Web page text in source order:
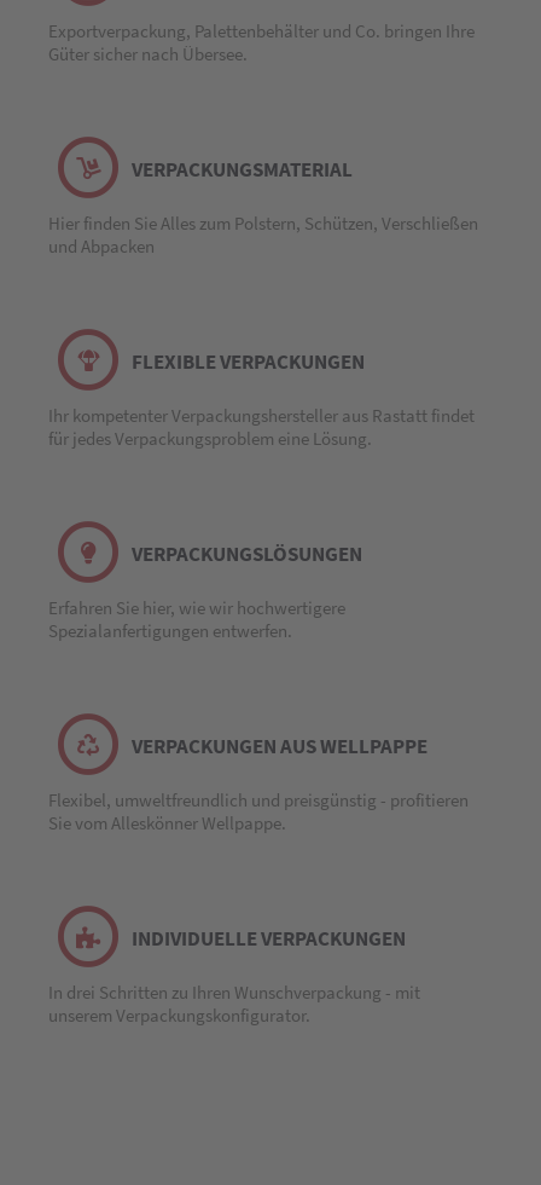
Exportverpackung, Palettenbehälter und Co. bringen Ihre
Güter sicher nach Übersee.
VERPACKUNGSMATERIAL
Hier finden Sie Alles zum Polstern, Schützen, Verschließen
und Abpacken
FLEXIBLE VERPACKUNGEN
Ihr kompetenter Verpackungshersteller aus Rastatt findet
für jedes Verpackungsproblem eine Lösung.
VERPACKUNGSLÖSUNGEN
Erfahren Sie hier, wie wir hochwertigere
Spezialanfertigungen entwerfen.
VERPACKUNGEN AUS WELLPAPPE
Flexibel, umweltfreundlich und preisgünstig - profitieren
Sie vom Alleskönner Wellpappe.
INDIVIDUELLE VERPACKUNGEN
In drei Schritten zu Ihren Wunschverpackung - mit
unserem Verpackungskonfigurator.